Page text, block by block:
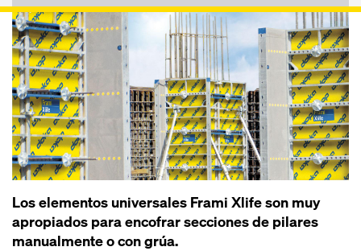
Los elementos universales Frami Xlife son muy
apropia­dos pa­ra encofrar secciones de pila­res
manual­mente o con grúa.